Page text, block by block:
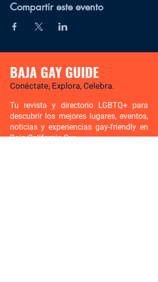
Compartir este evento
BAJA GAY GUIDE
Conéctate, Explora, Celebra.
Tu revista y directorio LGBTQ+ para
descubrir los mejores lugares, eventos,
noticias y experiencias gay-friendly en
Baja California Sur.